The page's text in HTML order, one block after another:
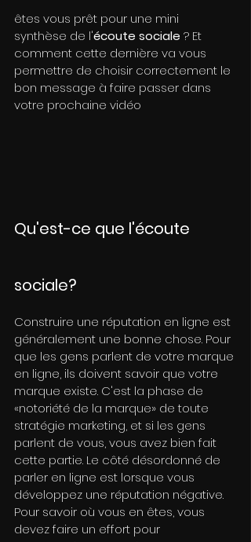
êtes vous prêt pour une mini
synthèse de l'écoute sociale ? Et
comment cette dernière va vous
permettre de choisir correctement le
bon message à faire passer dans
votre prochaine vidéo
Qu'est-ce que l'écoute
sociale?
Construire une réputation en ligne est
généralement une bonne chose. Pour
que les gens parlent de votre marque
en ligne, ils doivent savoir que votre
marque existe. C'est la phase de
«notoriété de la marque» de toute
stratégie marketing, et si les gens
parlent de vous, vous avez bien fait
cette partie. Le côté désordonné de
parler en ligne est lorsque vous
développez une réputation négative.
Pour savoir où vous en êtes, vous
devez faire un effort pour